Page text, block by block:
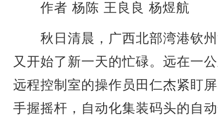
作者 杨陈 王良良 杨煜航
秋日清晨，广西北部湾港钦
又开始了新一天的忙碌。远在一
远程控制室的操作员田仁杰紧盯
手握摇杆，自动化集装码头的自